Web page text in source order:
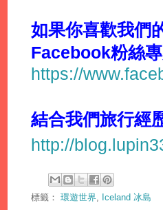
如果你喜歡我們
Facebook粉絲專
https://
結合我們旅行經
http://
標籤： 環遊世界, Iceland 冰島